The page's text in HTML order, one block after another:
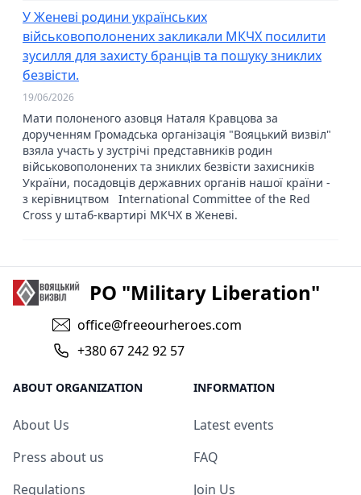
У Женеві родини українських
військовополонених закликали МКЧХ посилити
зусилля для захисту бранців та пошуку зниклих
безвісти.
19/06/2026
Мати полоненого азовця Наталя Кравцова за
дорученням Громадська організація "Вояцький визвіл"
взяла участь у зустрічі представників родин
військовополонених та зниклих безвісти захисників
України, посадовців державних органів нашої країни -
з керівництвом International Committee of the Red
Cross у штаб-квартирі МКЧХ в Женеві.
PO "Military Liberation"
office@freeourheroes.com
+380 67 242 92 57
ABOUT ORGANIZATION
About Us
Press about us
Regulations
INFORMATION
Latest events
FAQ
Join Us